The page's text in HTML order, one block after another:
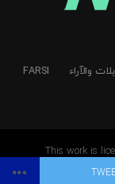
والآراء
FARSI
This work is